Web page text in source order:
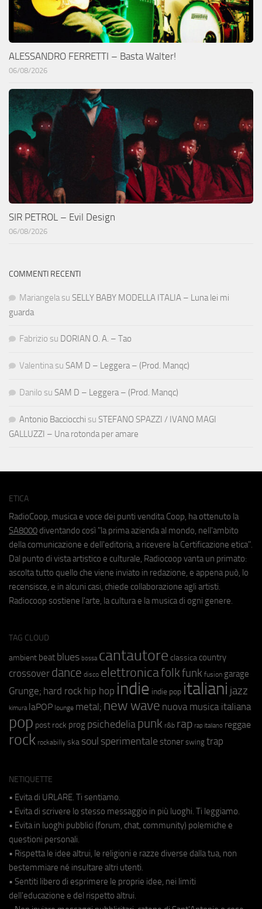
ALESSANDRO FERRETTI – Basta Walter!
06/08/2026
SIR PETROL – Evil Design
06/08/2026
COMMENTI RECENTI
Mariangela su SELLY BABY MODELLA ITALIA – Luna lei mi
guarda
Fabrizio su DORIAN O. A. – Tao
Valentina su SAM D – Leggera – (Prod. Manqc)
Danilo su SAM D – Leggera – (Prod. Manqc)
Antonio Bacciocchi su STEFANO SPAZZI / IVANO MAGI
GALLUZZI – Una rotonda per amare
ETICA
RadioCoop, musica e voce dei punti vendita Coop, ha ottenuto la
SA8000 diventando così "la prima azienda al mondo, nell'ambito
della comunicazione e dell'editoria, a ricevere la Certificazione etica".
Dal punto di vista artistico e culturale, Radiocoop vanta un primato:
ascolta tutto quello che viene inviato in redazione, e appena può, lo
recensisce, e in alcuni casi, chiede collaborazione agli artisti.
Radiocoop sostiene l'arte, la cultura e la musica di ogni genere.
TAG CLOUD
ambient beat blues bossa cantautore classica country
crossover dance disco elettronicafolkfunk fusion garage
Grunge; hard rock hip hop indie indie pop italiani jazz
kimura laPOP lounge metal; new wave nuova musica italiana
pop post rock prog psichedeliapunk r&b rap rap italiano reggae
rock rockabilly ska soul sperimentale stoner swing trap
NETIQUETTE
• Evita di URLARE. Ti sentiamo.
• Evita di scrivere lo stesso messaggio in più luoghi. Ti leggiamo.
• Evita in luoghi pubblici (forum, chat, community) polemiche e
questioni personali.
• Rispetta le idee altrui, le religioni e razze diverse dalla tua, non
bestemmiare né insultare altri utenti.
• Sentiti libero di esprimere le proprie idee, nei limiti
dell'educazione e del rispetto altrui.